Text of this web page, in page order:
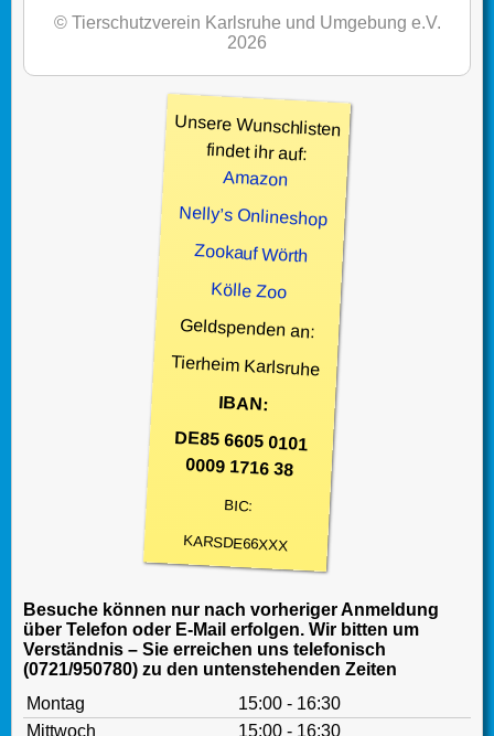
© Tierschutzverein Karlsruhe und Umgebung e.V.
2026
Unsere Wunschlisten
findet ihr auf:
Amazon
Nelly’s Onlineshop
Zookauf Wörth
Kölle Zoo
Geldspenden an:
Tierheim Karlsruhe
IBAN:
DE85 6605 0101
0009 1716 38
BIC:
KARSDE66XXX
Besuche können nur nach vorheriger Anmeldung
über Telefon oder E-Mail erfolgen. Wir bitten um
Verständnis – Sie erreichen uns telefonisch
(0721/950780) zu den untenstehenden Zeiten
Montag
15:00 - 16:30
Mittwoch
15:00 - 16:30